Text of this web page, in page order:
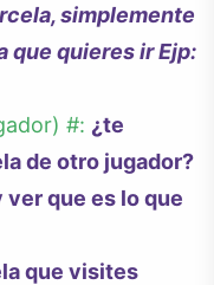
simplemente
que quieres ir Ejp:
#: ¿te
de otro jugador?
que es lo que
que visites